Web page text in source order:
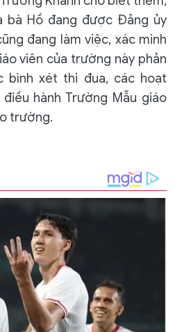
bà Hồ đang được Đảng ủy
đang làm việc, xác minh
viên của trường này phản
bình xét thi đua, các hoạt
hành Trường Mẫu giáo
trường.